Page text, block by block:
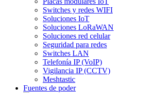
Switches y redes WIFI
Soluciones IoT
Soluciones LoRaWAN
Soluciones red celular
Seguridad para redes
Switches LAN
Telefonía IP (VoIP)
Vigilancia IP (CCTV)
Meshtastic
Fuentes de poder